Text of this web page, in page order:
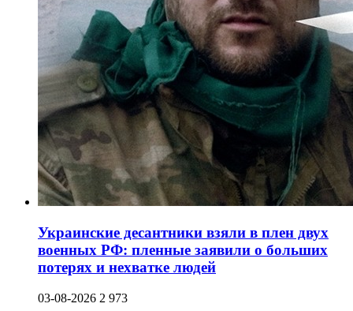
Украинские десантники взяли в плен двух
военных РФ: пленные заявили о больших
потерях и нехватке людей
03-08-2026 2 973